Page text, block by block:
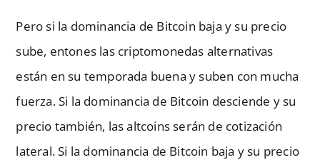
Pero si la dominancia de Bitcoin baja y su precio
sube, entones las criptomonedas alternativas
están en su temporada buena y suben con mucha
fuerza. Si la dominancia de Bitcoin desciende y su
precio también, las altcoins serán de cotización
lateral. Si la dominancia de Bitcoin baja y su precio